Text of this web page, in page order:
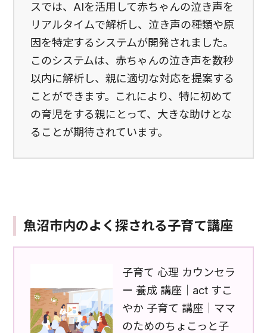
スでは、AIを活用して赤ちゃんの泣き声を
リアルタイムで解析し、泣き声の種類や原
因を特定するシステムが開発されました。
このシステムは、赤ちゃんの泣き声を数秒
以内に解析し、親に適切な対応を提案する
ことができます。これにより、特に初めて
の育児をする親にとって、大きな助けとな
ることが期待されています。
魚沼市内のよく探される子育て講座
子育て 心理 カウンセラ
ー 養成 講座｜act すこ
やか 子育て 講座｜ママ
のためのちょこっと子